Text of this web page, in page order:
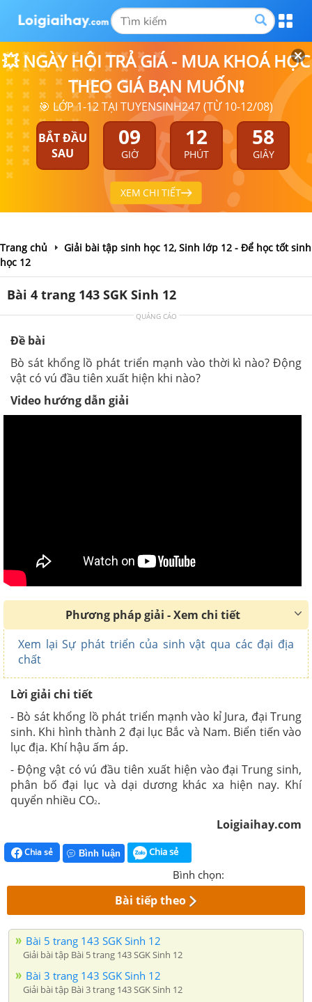
💥 NGÀY HỘI TRẢ GIÁ - MUA KHOÁ HỌC
THEO GIÁ BẠN MUỐN❗
🎯 LỚP 1-12 TẠI TUYENSINH247 (TỪ 10-12/08)
BẮT ĐẦU
SAU
09
GIỜ
12
PHÚT
57
GIÂY
XEM CHI TIẾT
Trang chủ
Giải bài tập sinh học 12, Sinh lớp 12 - Để học tốt sinh
học 12
Bài 4 trang 143 SGK Sinh 12
QUẢNG CÁO
Đề bài
Bò sát khổng lồ phát triển mạnh vào thời kì nào? Động
vật có vú đầu tiên xuất hiện khi nào?
Video hướng dẫn giải
Phương pháp giải - Xem chi tiết
Xem lại Sự phát triển của sinh vật qua các đại địa
chất
Lời giải chi tiết
- Bò sát khổng lồ phát triển mạnh vào kỉ Jura, đại Trung
sinh. Khi hình thành 2 đại lục Bắc và Nam. Biển tiến vào
lục địa. Khí hậu ấm áp.
- Động vật có vú đầu tiên xuất hiện vào đại Trung sinh,
phân bố đại lục và dại dương khác xa hiện nay. Khí
quyển nhiều CO2.
Loigiaihay.com
Chia sẻ Bình luận Chia sẻ
Bình chọn:
Bài tiếp theo
Bài 5 trang 143 SGK Sinh 12
Giải bài tập Bài 5 trang 143 SGK Sinh 12
Bài 3 trang 143 SGK Sinh 12
Giải bài tập Bài 3 trang 143 SGK Sinh 12